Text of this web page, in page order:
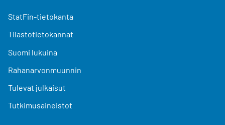
StatFin-tietokanta
Tilastotietokannat
Suomi lukuina
Rahanarvonmuunnin
Tulevat julkaisut
Tutkimusaineistot